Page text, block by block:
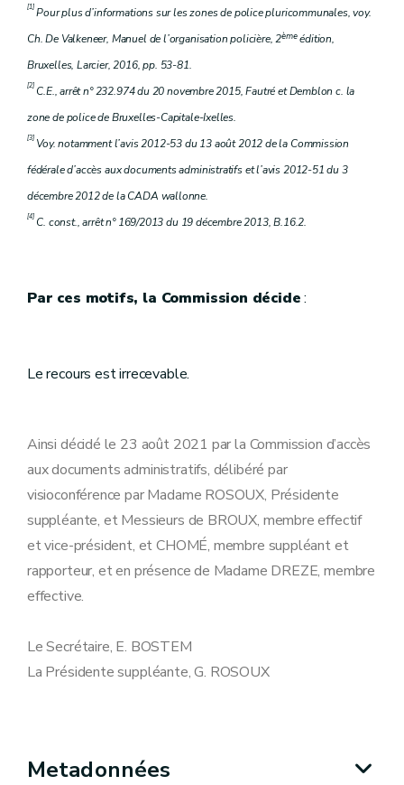
[1]Pour plus d’informations sur les zones de police pluricommunales, voy.
Ch. De Valkeneer, Manuel de l’organisation policière, 2èmeédition,
Bruxelles, Larcier, 2016, pp. 53-81.
[2]C.E., arrêt n° 232.974 du 20 novembre 2015, Fautré et Demblon c. la
zone de police de Bruxelles-Capitale-Ixelles.
[3]Voy. notamment l’avis 2012-53 du 13 août 2012 de la Commission
fédérale d’accès aux documents administratifs et l’avis 2012-51 du 3
décembre 2012 de la CADA wallonne.
[4]C. const., arrêt n° 169/2013 du 19 décembre 2013, B.16.2.
Par ces motifs, la Commission décide:
Le recours est irrecevable.
Ainsi décidé le 23 août 2021 par la Commission d’accès
aux documents administratifs, délibéré par
visioconférence par Madame ROSOUX, Présidente
suppléante, et Messieurs de BROUX, membre effectif
et vice-président, et CHOMÉ, membre suppléant et
rapporteur, et en présence de Madame DREZE, membre
effective.
Le Secrétaire, E. BOSTEM
La Présidente suppléante, G. ROSOUX
Metadonnées